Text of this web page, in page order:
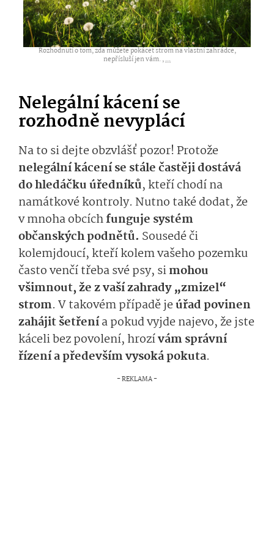
Rozhodnutí o tom, zda můžete pokácet strom na vlastní zahrádce,
nepřísluší jen vám. ,...
Nelegální kácení se
rozhodně nevyplácí
Na to si dejte obzvlášť pozor! Protože
nelegální kácení se stále častěji dostává
do hledáčku úředníků, kteří chodí na
namátkové kontroly. Nutno také dodat, že
v mnoha obcíchfunguje systém
občanských podnětů. Sousedé či
kolemjdoucí, kteří kolem vašeho pozemku
často venčí třeba své psy, simohou
všimnout, že z vaší zahrady „zmizel“
strom. V takovém případě jeúřad povinen
zahájit šetřenía pokud vyjde najevo, že jste
káceli bez povolení, hrozívám správní
řízení a především vysoká pokuta.